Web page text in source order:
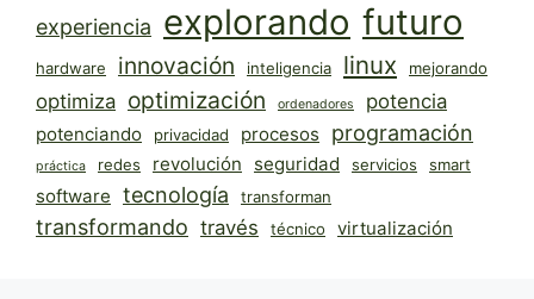
experiencia explorando futuro
hardware innovación inteligencia linux mejorando
optimiza optimización ordenadores potencia
potenciando privacidad procesos programación
práctica redes revolución seguridad servicios smart
software tecnología transforman
transformando través técnico virtualización